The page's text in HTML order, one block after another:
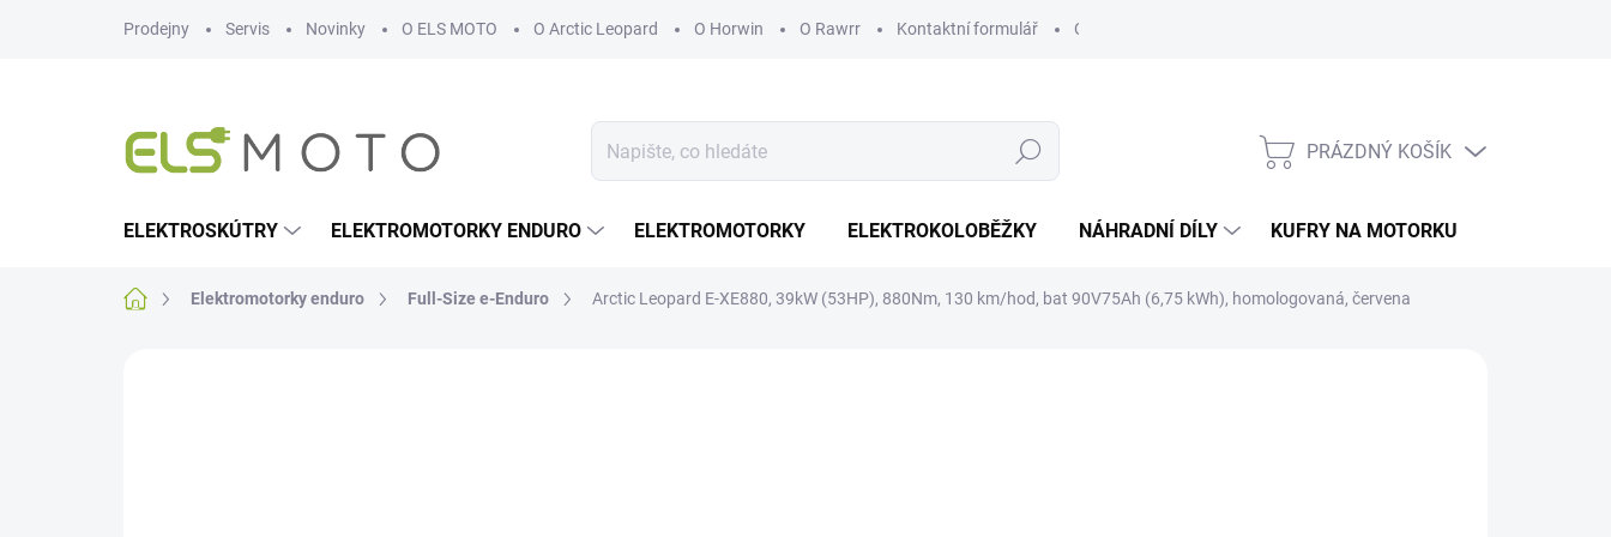
Prodejny Servis Novinky O ELS MOTO O Arctic Leopard O Horwin O Rawrr Kontaktní formulář Obchodní podmínky
Hledat
NÁKUPNÍ
PRÁZDNÝ KOŠÍK
ELEKTROSKÚTRY ELEKTROMOTORKY ENDURO ELEKTROMOTORKY ELEKTROKOLOBĚŽKY NÁHRADNÍ DÍLY KUFRY NA MOTORKU
Domů Elektromotorky enduro Full-Size e-Enduro Arctic Leopard E-XE880, 39kW (53HP), 880Nm, 130 km/hod, bat 90V75Ah (6,75 kWh), homologovaná, červena